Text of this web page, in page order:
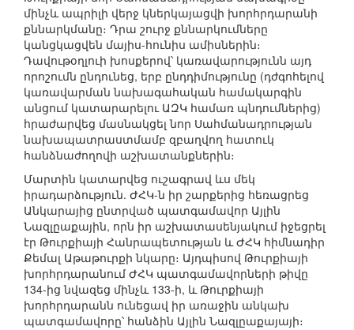
մինչև ապրիլի վերջ կներկայացվի խորհրդարանի
քննարկմանը։ Դրա շուրջ քննարկումները
կանցկացվեն մայիս-հունիս ամիսներին։
Դավութօղլուի խոսքերով՝ կառավարությունն այդ
որոշումն ընդունեց, երբ ընդդիմությունը (դժգոհելով
կառավարման նախագահական համակարգին
անցում կատարարելու ԱԶԿ համառ պնդումներից)
հրաժարվեց մասնակցել նոր Սահմանադրության
նախապատրաստմամբ զբաղվող հատուկ
հանձնաժողովի աշխատանքներին։
Մարտին կատարվեց ուշագրավ ևս մեկ
իրադարձություն. ԺՀԿ-ն իր շարքերից հեռացրեց
Անկարայից ընտրված պատգամավոր Այլին
Նազլըաքային, որն իր աշխատասենյակում իջեցրել
էր Թուրքիայի Հանրապետության և ԺՀԿ հիմնադիր
Քեմալ Աթաթուրքի նկարը։ Այդպիսով Թուրքիայի
խորհրդարանում ԺՀԿ պատգամավորների թիվը
134-ից նվազեց մինչև 133-ի, և Թուրքիայի
խորհրդարանն ունեցավ իր առաջին անկախ
պատգամավորը՝ հանձին Այլին Նազլըաքայայի։